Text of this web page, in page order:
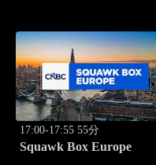
17:00-17:55 55分
Squawk Box Europe